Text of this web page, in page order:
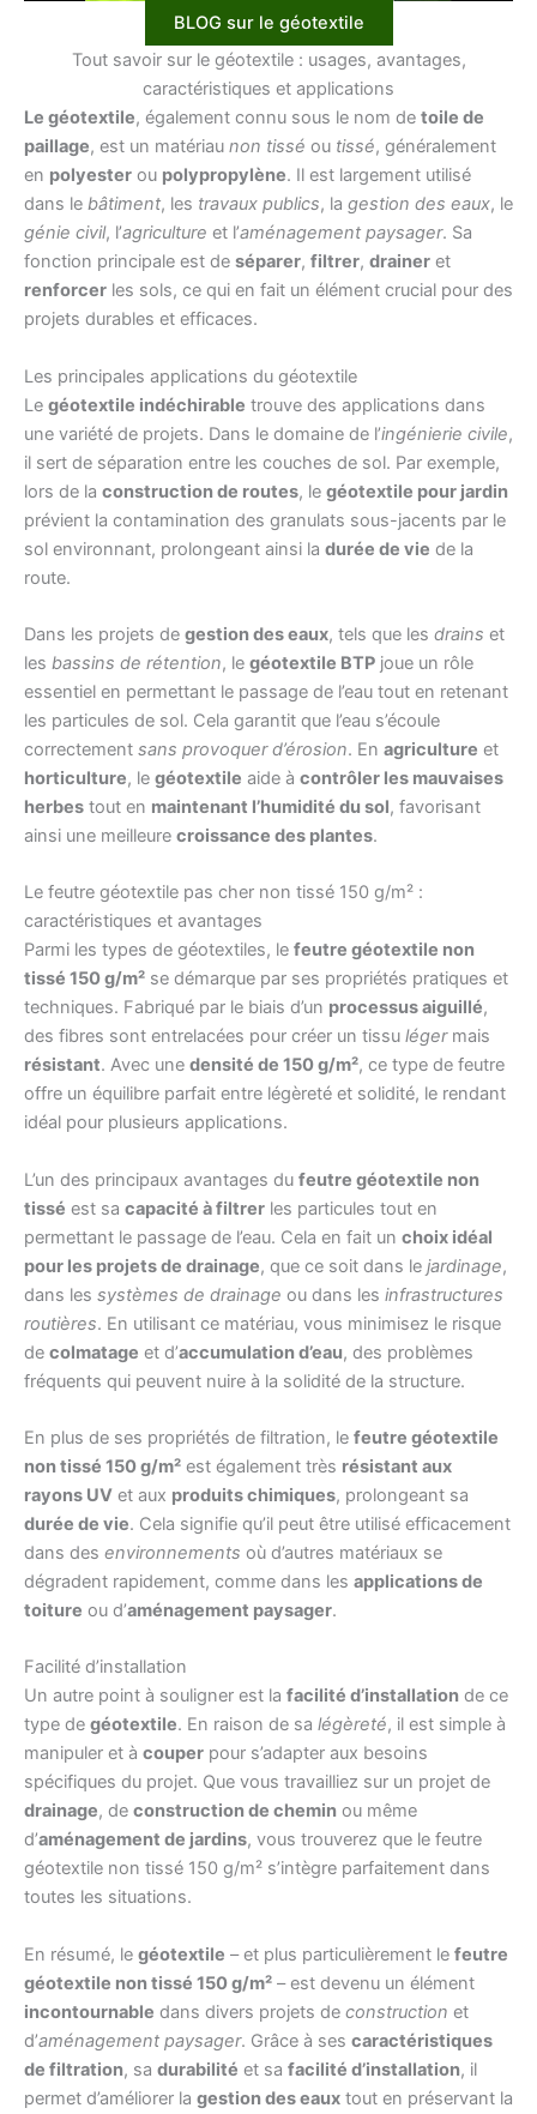
BLOG sur le géotextile
Tout savoir sur le géotextile : usages, avantages,
caractéristiques et applications
Le géotextile, également connu sous le nom de toile de
paillage, est un matériau non tissé ou tissé, généralement
en polyester ou polypropylène. Il est largement utilisé
dans le bâtiment, les travaux publics, la gestion des eaux, le
génie civil, l’agriculture et l’aménagement paysager. Sa
fonction principale est de séparer, filtrer, drainer et
renforcer les sols, ce qui en fait un élément crucial pour des
projets durables et efficaces.
Les principales applications du géotextile
Le géotextile indéchirable trouve des applications dans
une variété de projets. Dans le domaine de l’ingénierie civile,
il sert de séparation entre les couches de sol. Par exemple,
lors de la construction de routes, le géotextile pour jardin
prévient la contamination des granulats sous-jacents par le
sol environnant, prolongeant ainsi la durée de vie de la
route.
Dans les projets de gestion des eaux, tels que les drains et
les bassins de rétention, le géotextile BTP joue un rôle
essentiel en permettant le passage de l’eau tout en retenant
les particules de sol. Cela garantit que l’eau s’écoule
correctement sans provoquer d’érosion. En agriculture et
horticulture, le géotextile aide à contrôler les mauvaises
herbes tout en maintenant l’humidité du sol, favorisant
ainsi une meilleure croissance des plantes.
Le feutre géotextile pas cher non tissé 150 g/m² :
caractéristiques et avantages
Parmi les types de géotextiles, le feutre géotextile non
tissé 150 g/m² se démarque par ses propriétés pratiques et
techniques. Fabriqué par le biais d’un processus aiguillé,
des fibres sont entrelacées pour créer un tissu légermais
résistant. Avec une densité de 150 g/m², ce type de feutre
offre un équilibre parfait entre légèreté et solidité, le rendant
idéal pour plusieurs applications.
L’un des principaux avantages du feutre géotextile non
tissé est sa capacité à filtrer les particules tout en
permettant le passage de l’eau. Cela en fait un choix idéal
pour les projets de drainage, que ce soit dans le jardinage,
dans les systèmes de drainage ou dans les infrastructures
routières. En utilisant ce matériau, vous minimisez le risque
de colmatage et d’accumulation d’eau, des problèmes
fréquents qui peuvent nuire à la solidité de la structure.
En plus de ses propriétés de filtration, le feutre géotextile
non tissé 150 g/m² est également très résistant aux
rayons UV et aux produits chimiques, prolongeant sa
durée de vie. Cela signifie qu’il peut être utilisé efficacement
dans des environnements où d’autres matériaux se
dégradent rapidement, comme dans les applications de
toiture ou d’aménagement paysager.
Facilité d’installation
Un autre point à souligner est la facilité d’installation de ce
type de géotextile. En raison de sa légèreté, il est simple à
manipuler et à couper pour s’adapter aux besoins
spécifiques du projet. Que vous travailliez sur un projet de
drainage, de construction de chemin ou même
d’aménagement de jardins, vous trouverez que le feutre
géotextile non tissé 150 g/m² s’intègre parfaitement dans
toutes les situations.
En résumé, le géotextile – et plus particulièrement le feutre
géotextile non tissé 150 g/m² – est devenu un élément
incontournable dans divers projets de construction et
d’aménagement paysager. Grâce à ses caractéristiques
de filtration, sa durabilité et sa facilité d’installation, il
permet d’améliorer la gestion des eaux tout en préservant la